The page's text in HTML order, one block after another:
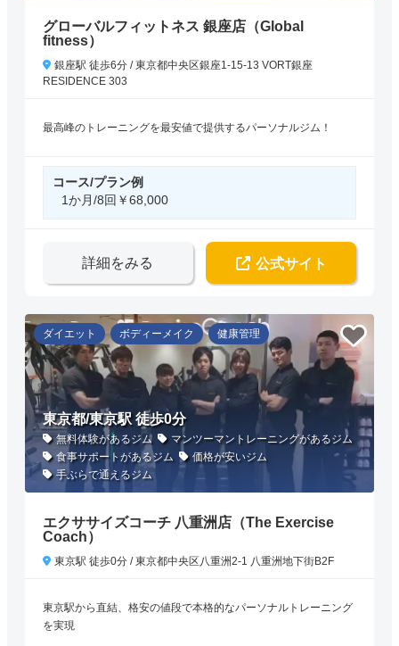
グローバルフィットネス 銀座店（Global
fitness）
銀座駅 徒歩6分 / 東京都中央区銀座1-15-13 VORT銀座
RESIDENCE 303
最高峰のトレーニングを最安値で提供するパーソナルジム！
コース/プラン例
1か月/8回￥68,000
詳細をみる 公式サイト
ダイエット ボディーメイク 健康管理
東京都/東京駅 徒歩0分
無料体験があるジム
マンツーマントレーニングがあるジム
食事サポートがあるジム
価格が安いジム
手ぶらで通えるジム
エクササイズコーチ 八重洲店（The Exercise
Coach）
東京駅 徒歩0分 / 東京都中央区八重洲2-1 八重洲地下街B2F
東京駅から直結、格安の値段で本格的なパーソナルトレーニング
を実現